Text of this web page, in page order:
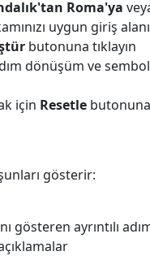
Roma'ya
uygun giriş
butonuna tıklayın
dönüşüm ve
için Resetle butonuna
gösterir:
gösteren ayrıntılı